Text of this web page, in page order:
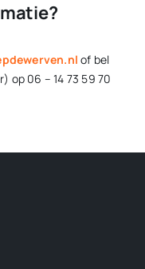
of bel
op 06 – 14 73 59 70